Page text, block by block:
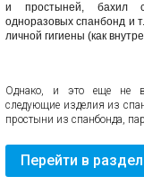
и простыней, бахил
одноразовых спанбонд и
личной гигиены (как
Однако, и это еще не
следующие изделия из
простыни из спанбонда,
Перейти в